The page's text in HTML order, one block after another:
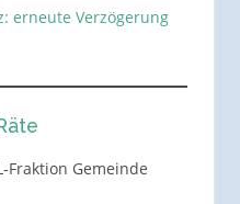
erneute Verzögerung
Fraktion Gemeinde